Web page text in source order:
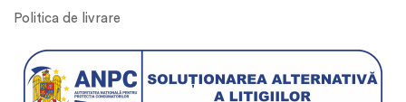
Politica de livrare